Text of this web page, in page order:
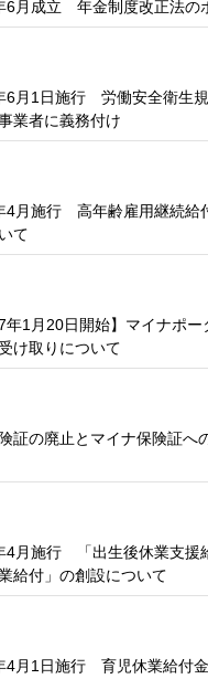
6月成立 年金制度改正法の
6月1日施行 労働安全衛生
業者に義務付け
4月施行 高年齢雇用継続給
て
7年1月20日開始】マイナポ
け取りについて
証の廃止とマイナ保険証へ
4月施行 「出生後休業支援
給付」の創設について
4月1日施行 育児休業給付